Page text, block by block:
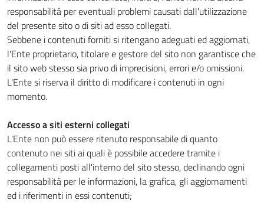
responsabilità per eventuali problemi causati dall'utilizzazione
del presente sito o di siti ad esso collegati.
Sebbene i contenuti forniti si ritengano adeguati ed aggiornati,
l'Ente proprietario, titolare e gestore del sito non garantisce che
il sito web stesso sia privo di imprecisioni, errori e/o omissioni.
L'Ente si riserva il diritto di modificare i contenuti in ogni
momento.
Accesso a siti esterni collegati
L'Ente non può essere ritenuto responsabile di quanto
contenuto nei siti ai quali è possibile accedere tramite i
collegamenti posti all'interno del sito stesso, declinando ogni
responsabilità per le informazioni, la grafica, gli aggiornamenti
ed i riferimenti in essi contenuti;